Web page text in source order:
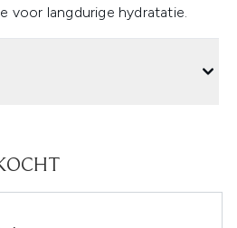
voor langdurige hydratatie.